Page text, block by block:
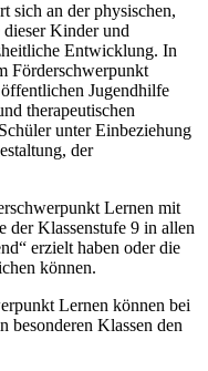
sich an der physischen,
dieser Kinder und
Entwicklung. In
Förderschwerpunkt
Jugendhilfe
therapeutischen
unter Einbeziehung
der
Lernen mit
der Klassenstufe 9 in allen
erzielt haben oder die
können.
Lernen können bei
besonderen Klassen den